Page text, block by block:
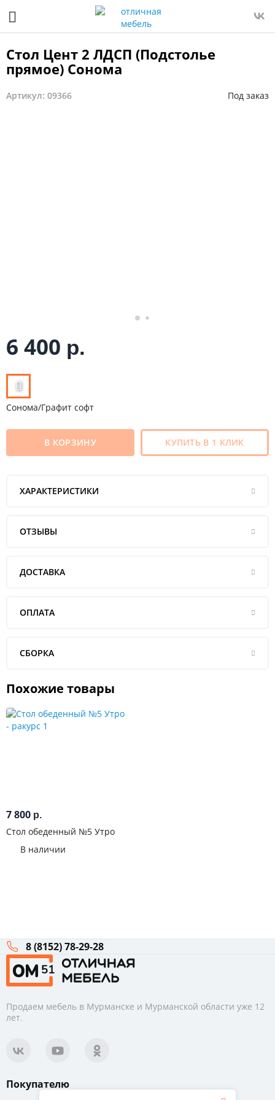
Стол Цент 2 ЛДСП (Подстолье
прямое) Сонома
Артикул: 09366 Под заказ
6 400 р.
Сонома/Графит софт
В КОРЗИНУ КУПИТЬ В 1 КЛИК
ХАРАКТЕРИСТИКИ
ОТЗЫВЫ
ДОСТАВКА
ОПЛАТА
СБОРКА
Похожие товары
7 800 р.
Стол обеденный №5 Утро
В наличии
8 (8152) 78-29-28
Продаем мебель в Мурманске и Мурманской области уже 12
лет.
Покупателю